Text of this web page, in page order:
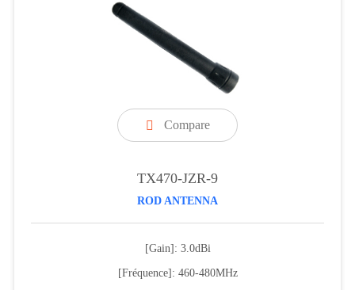
 Compare
TX470-JZR-9
ROD ANTENNA
[Gain]: 3.0dBi
[Fréquence]: 460-480MHz